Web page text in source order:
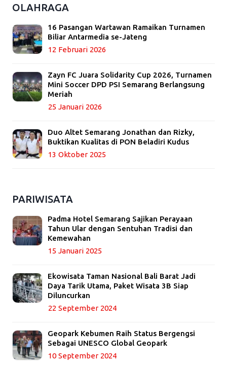
OLAHRAGA
16 Pasangan Wartawan Ramaikan Turnamen
Biliar Antarmedia se-Jateng
12 Februari 2026
Zayn FC Juara Solidarity Cup 2026, Turnamen
Mini Soccer DPD PSI Semarang Berlangsung
Meriah
25 Januari 2026
Duo Altet Semarang Jonathan dan Rizky,
Buktikan Kualitas di PON Beladiri Kudus
13 Oktober 2025
PARIWISATA
Padma Hotel Semarang Sajikan Perayaan
Tahun Ular dengan Sentuhan Tradisi dan
Kemewahan
15 Januari 2025
Ekowisata Taman Nasional Bali Barat Jadi
Daya Tarik Utama, Paket Wisata 3B Siap
Diluncurkan
22 September 2024
Geopark Kebumen Raih Status Bergengsi
Sebagai UNESCO Global Geopark
10 September 2024